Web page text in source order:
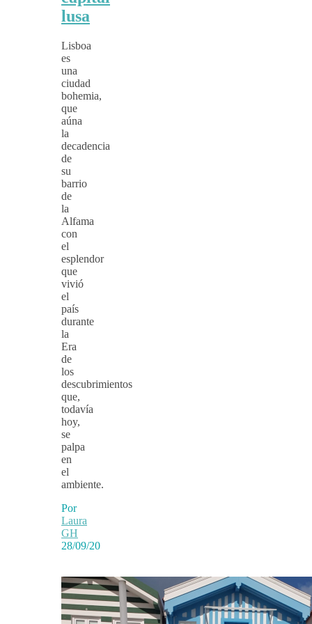
lusa
Lisboa
es
una
ciudad
bohemia,
que
aúna
la
decadencia
de
su
barrio
de
la
Alfama
con
el
esplendor
que
vivió
el
país
durante
la
Era
de
los
descubrimientos
que,
todavía
hoy,
se
palpa
en
el
ambiente.
Por
Laura
GH
28/09/20